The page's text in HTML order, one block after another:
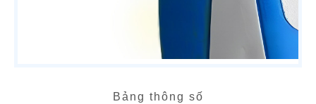
Bảng thông số